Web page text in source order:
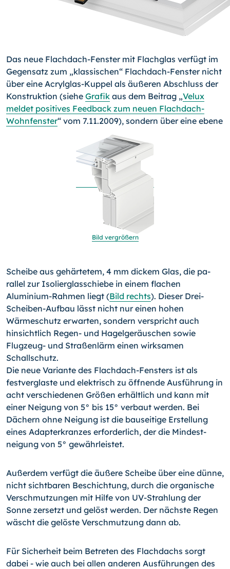
Das neue Flachdach-Fenster mit Flachglas verfügt im
Gegensatz zum „klassischen“ Flachdach-Fenster nicht
über eine Acrylglas-Kuppel als äußeren Abschluss der
Kon­struktion (siehe Grafik aus dem Beitrag „Velux
meldet positives Feedback zum neuen Flachdach-
Wohnfenster“ vom 7.11.2009),
Bild vergrößern
sondern über ei­ne ebene
Scheibe aus gehärtetem, 4 mm dickem Glas, die pa­
rallel zur Isolierglasschiebe in einem flachen
Aluminium-Rahmen liegt (Bild rechts). Dieser Drei-
Scheiben-Aufbau lässt nicht nur ei­nen hohen
Wärmeschutz erwarten, sondern verspricht auch
hinsichtlich Regen- und Hagelgeräuschen sowie
Flugzeug- und Straßenlärm einen wirksamen
Schallschutz.
Die neue Variante des Flachdach-Fensters ist als
festverglaste und elektrisch zu öffnende Ausführung in
acht verschiedenen Größen erhältlich und kann mit
einer Neigung von 5° bis 15° verbaut werden. Bei
Dächern ohne Neigung ist die bauseitige Erstellung
eines Adapterkranzes erforderlich, der die Mindest­
neigung von 5° gewährleistet.
Außerdem verfügt die äußere Scheibe über eine dünne,
nicht sichtbaren Beschich­tung, durch die organische
Verschmutzungen mit Hilfe von UV-Strahlung der
Sonne zersetzt und gelöst werden. Der nächste Regen
wäscht die gelöste Verschmutzung dann ab.
Für Sicherheit beim Betreten des Flachdachs sorgt
dabei - wie auch bei allen anderen Ausführungen des